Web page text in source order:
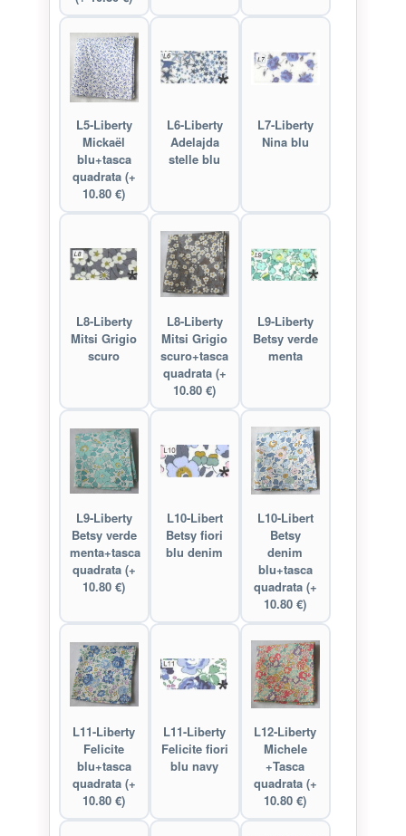
L5-Liberty
Mickaël
blu+tasca
quadrata (+
10.80 €)
L6-Liberty
Adelajda
stelle blu
L7-Liberty
Nina blu
L8-Liberty
Mitsi Grigio
scuro
L8-Liberty
Mitsi Grigio
scuro+tasca
quadrata (+
10.80 €)
L9-Liberty
Betsy verde
menta
L9-Liberty
Betsy verde
menta+tasca
quadrata (+
10.80 €)
L10-Libert
Betsy fiori
blu denim
L10-Libert
Betsy
denim
blu+tasca
quadrata (+
10.80 €)
L11-Liberty
Felicite
blu+tasca
quadrata (+
10.80 €)
L11-Liberty
Felicite fiori
blu navy
L12-Liberty
Michele
+Tasca
quadrata (+
10.80 €)